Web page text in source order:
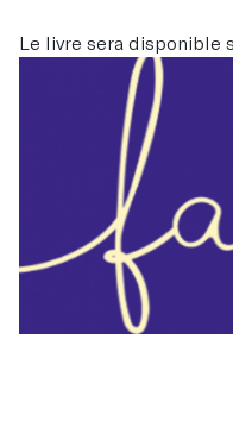
Le livre sera disponible